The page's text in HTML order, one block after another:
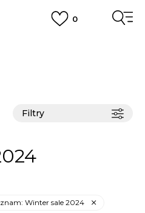
0
Filtry
Winter sale 2024